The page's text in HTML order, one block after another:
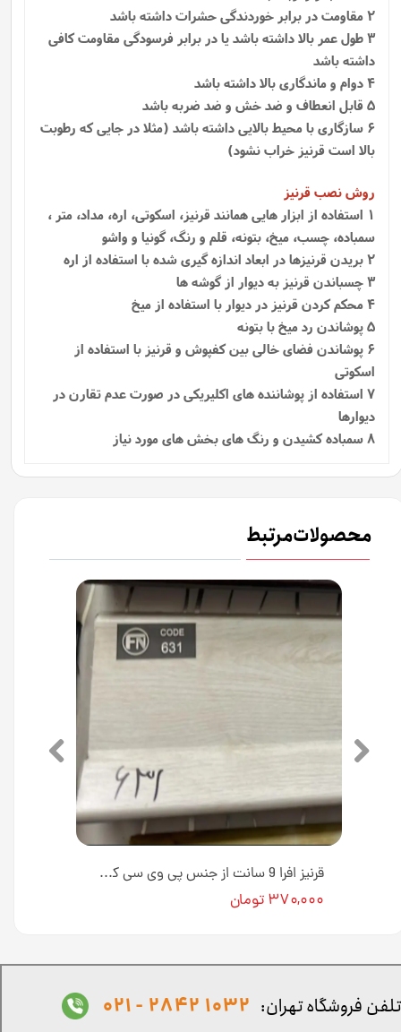
2 مقاومت در برابر خوردندگی حشرات داشته باشد
3 طول عمر بالا داشته باشد یا در برابر فرسودگی مقاومت کافی
داشته باشد
4 دوام و ماندگاری بالا داشته باشد
5 قابل انعطاف و ضد خش و ضد ضربه باشد
6 سازگاری با محیط بالایی داشته باشد (مثلا در جایی که رطوبت
بالا است قرنیز خراب نشود)
روش نصب قرنیز
1 استفاده از ابزار هایی همانند قرنیز، اسکوتی، اره، مداد، متر ،
سمباده، چسب، میخ، بتونه، قلم و رنگ، گونیا و واشو
2 بریدن قرنیزها در ابعاد اندازه گیری شده با استفاده از اره
3 چسباندن قرنیز به دیوار از گوشه ها
4 محکم کردن قرنیز در دیوار با استفاده از میخ
5 پوشاندن رد میخ با بتونه
6 پوشاندن فضای خالی بین کفپوش و قرنیز با استفاده از
اسکوتی
7 استفاده از پوشاننده‌ های اکلیریکی در صورت عدم تقارن در
دیوارها
8 سمباده کشیدن و رنگ های بخش های مورد نیاز
محصولات مرتبط
قرنیز افرا 9 سانت از جنس پی وی سی کد G957 [انبار تهران]
۳۷۰,۰۰۰ تومان
تلفن فروشگاه تهران: 1032 2842 - 021